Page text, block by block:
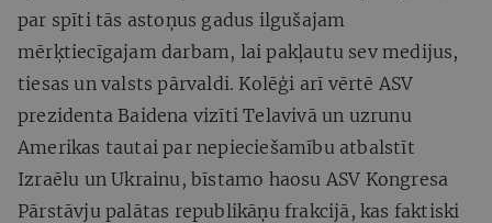
par spīti tās astoņus gadus ilgušajam
mērķtiecīgajam darbam, lai pakļautu sev medijus,
tiesas un valsts pārvaldi. Kolēģi arī vērtē ASV
prezidenta Baidena vizīti Telavivā un uzrunu
Amerikas tautai par nepieciešamību atbalstīt
Izraēlu un Ukrainu, bīstamo haosu ASV Kongresa
Pārstāvju palātas republikāņu frakcijā, kas faktiski